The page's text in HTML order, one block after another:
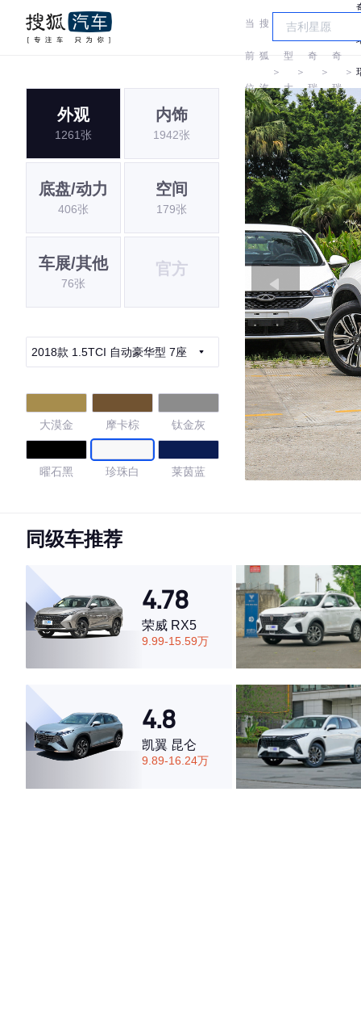
当
前
位
置:
搜
狐
汽
车
＞
车
型
大
全
＞
奇
瑞
＞
奇
瑞
＞
8
外观
1261张
内饰
1942张
底盘/动力
406张
空间
179张
车展/其他
76张
官方
2018款 1.5TCI 自动豪华型 7座
大漠金 摩卡棕 钛金灰
曜石黑 珍珠白 莱茵蓝
4.74
·外观表现一般，低于54%同级车
·空间表现较为优秀，优于75%同级车
同级车推荐
4.78
荣威 RX5
9.99-15.59万
4.8
凯翼 昆仑
9.89-16.24万